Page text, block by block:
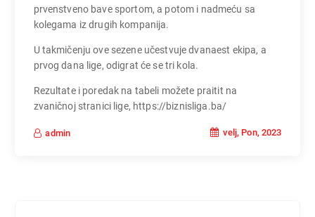
prvenstveno bave sportom, a potom i nadmeću sa
kolegama iz drugih kompanija.
U takmičenju ove sezene učestvuje dvanaest ekipa, a
prvog dana lige, odigrat će se tri kola.
Rezultate i poredak na tabeli možete praitit na
zvaničnoj stranici lige, https://biznisliga.ba/
admin velj, Pon, 2023